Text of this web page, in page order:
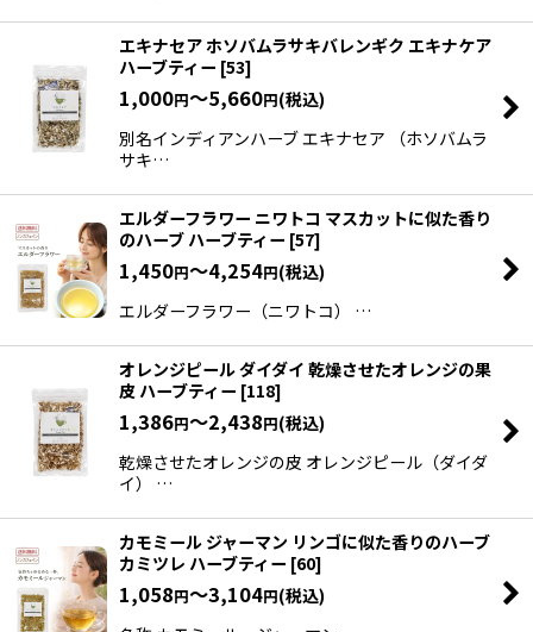
エキナセア ホソバムラサキバレンギク エキナケア
ハーブティー [53]
1,000円～5,660円(税込)
別名インディアンハーブ エキナセア （ホソバムラ
サキ…
エルダーフラワー ニワトコ マスカットに似た香り
のハーブ ハーブティー [57]
1,450円～4,254円(税込)
エルダーフラワー（ニワトコ） …
オレンジピール ダイダイ 乾燥させたオレンジの果
皮 ハーブティー [118]
1,386円～2,438円(税込)
乾燥させたオレンジの皮 オレンジピール（ダイダ
イ） …
カモミール ジャーマン リンゴに似た香りのハーブ
カミツレ ハーブティー [60]
1,058円～3,104円(税込)